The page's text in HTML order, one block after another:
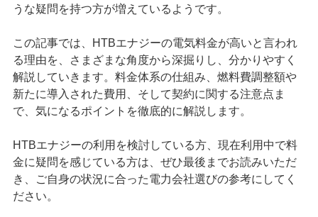
うな疑問を持つ方が増えているようです。
この記事では、HTBエナジーの電気料金が高いと言われ
る理由を、さまざまな角度から深掘りし、分かりやすく
解説していきます。料金体系の仕組み、燃料費調整額や
新たに導入された費用、そして契約に関する注意点ま
で、気になるポイントを徹底的に解説します。
HTBエナジーの利用を検討している方、現在利用中で料
金に疑問を感じている方は、ぜひ最後までお読みいただ
き、ご自身の状況に合った電力会社選びの参考にしてく
ださい。